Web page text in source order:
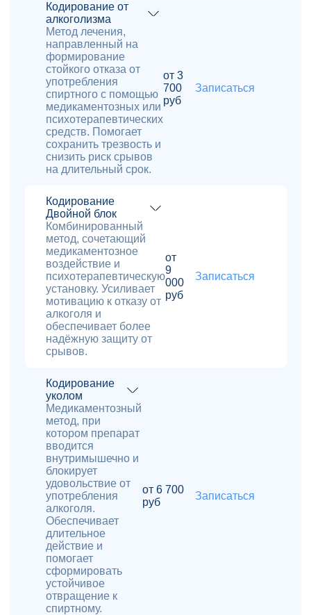
Кодирование от
алкоголизма
Метод лечения,
направленный на
формирование
стойкого отказа от
употребления
спиртного с помощью
медикаментозных или
психотерапевтических
средств. Помогает
сохранить трезвость и
снизить риск срывов
на длительный срок.
от 3
700
руб
Записаться
Кодирование
Двойной блок
Комбинированный
метод, сочетающий
медикаментозное
воздействие и
психотерапевтическую
установку. Усиливает
мотивацию к отказу от
алкоголя и
обеспечивает более
надёжную защиту от
срывов.
от
9
000
руб
Записаться
Кодирование
уколом
Медикаментозный
метод, при
котором препарат
вводится
внутримышечно и
блокирует
удовольствие от
употребления
алкоголя.
Обеспечивает
длительное
действие и
помогает
сформировать
устойчивое
отвращение к
спиртному.
от 6 700
руб
Записаться